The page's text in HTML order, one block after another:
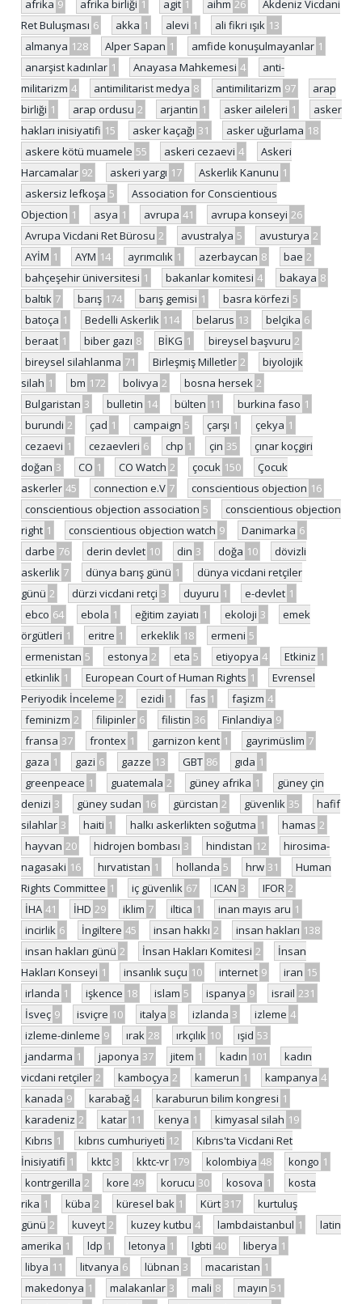
afrika 9 afrika birliği 1 agit 1 aihm 26
Akdeniz Vicdani
Ret Buluşması 6 akka 1 alevi 1 ali fikri ışık 13
almanya 128 Alper Sapan 1 amfide konuşulmayanlar 1
anarşist kadınlar 1 Anayasa Mahkemesi 4
anti-
militarizm 4 antimilitarist medya 8 antimilitarizm 97
arap
birliği 1 arap ordusu 2 arjantin 1 asker aileleri 1
asker
hakları inisiyatifi 15 asker kaçağı 31 asker uğurlama 18
askere kötü muamele 55 askeri cezaevi 4
Askeri
Harcamalar 92 askeri yargı 17 Askerlik Kanunu 1
askersiz lefkoşa 5
Association for Conscientious
Objection 1 asya 1 avrupa 41 avrupa konseyi 26
Avrupa Vicdani Ret Bürosu 2 avustralya 5 avusturya 2
AYİM 1 AYM 14 ayrımcılık 1 azerbaycan 8 bae 2
bahçeşehir üniversitesi 1 bakanlar komitesi 4 bakaya 8
baltık 7 barış 174 barış gemisi 1 basra körfezi 5
batoça 1 Bedelli Askerlik 114 belarus 13 belçika 6
beraat 1 biber gazı 8 BİKG 1 bireysel başvuru 2
bireysel silahlanma 71 Birleşmiş Milletler 2
biyolojik
silah 1 bm 172 bolivya 2 bosna hersek 2
Bulgaristan 3 bulletin 14 bülten 11 burkina faso 1
burundi 2 çad 1 campaign 5 çarşı 1 çekya 1
cezaevi 1 cezaevleri 6 chp 1 çin 35
çınar koçgiri
doğan 3 CO 1 CO Watch 2 çocuk 150
Çocuk
askerler 45 connection e.V 7 conscientious objection 16
conscientious objection association 5
conscientious objection
right 1 conscientious objection watch 9 Danimarka 6
darbe 76 derin devlet 10 din 3 doğa 10
dövizli
askerlik 7 dünya barış günü 1
dünya vicdani retçiler
günü 2 dürzi vicdani retçi 3 duyuru 1 e-devlet 1
ebco 64 ebola 1 eğitim zayiatı 1 ekoloji 3
emek
örgütleri 1 eritre 1 erkeklik 18 ermeni 5
ermenistan 5 estonya 2 eta 5 etiyopya 4 Etkiniz 1
etkinlik 1 European Court of Human Rights 1
Evrensel
Periyodik İnceleme 2 ezidi 1 fas 1 faşizm 4
feminizm 2 filipinler 6 filistin 36 Finlandiya 9
fransa 37 frontex 1 garnizon kent 1 gayrimüslim 7
gaza 1 gazi 6 gazze 13 GBT 86 gıda 1
greenpeace 1 guatemala 2 güney afrika 1
güney çin
denizi 3 güney sudan 16 gürcistan 2 güvenlik 35
hafif
silahlar 3 haiti 1 halkı askerlikten soğutma 1 hamas 2
hayvan 20 hidrojen bombası 3 hindistan 12
hirosima-
nagasaki 16 hırvatistan 1 hollanda 5 hrw 31
Human
Rights Committee 1 iç güvenlik 67 ICAN 3 IFOR 2
İHA 41 İHD 29 iklim 7 iltica 1 inan mayıs aru 1
incirlik 6 İngiltere 45 insan hakkı 2 insan hakları 138
insan hakları günü 2 İnsan Hakları Komitesi 2
İnsan
Hakları Konseyi 1 insanlık suçu 10 internet 9 iran 15
irlanda 1 işkence 18 islam 5 ispanya 9 israil 231
İsveç 9 isviçre 10 italya 8 izlanda 3 izleme 4
izleme-dinleme 9 ırak 28 ırkçılık 10 ışid 53
jandarma 1 japonya 37 jitem 1 kadın 101
kadın
vicdani retçiler 2 kamboçya 2 kamerun 1 kampanya 4
kanada 9 karabağ 4 karaburun bilim kongresi 1
karadeniz 2 katar 11 kenya 1 kimyasal silah 19
Kıbrıs 1 kıbrıs cumhuriyeti 12
Kıbrıs'ta Vicdani Ret
İnisiyatifi 1 kktc 3 kktc-vr 179 kolombiya 48 kongo 1
kontrgerilla 2 kore 49 korucu 30 kosova 1
kosta
rika 1 küba 2 küresel bak 1 Kürt 317
kurtuluş
günü 2 kuveyt 2 kuzey kutbu 4 lambdaistanbul 1
latin
amerika 1 ldp 1 letonya 1 lgbti 40 liberya 1
libya 11 litvanya 6 lübnan 3 macaristan 1
makedonya 1 malakanlar 3 mali 8 mayın 51